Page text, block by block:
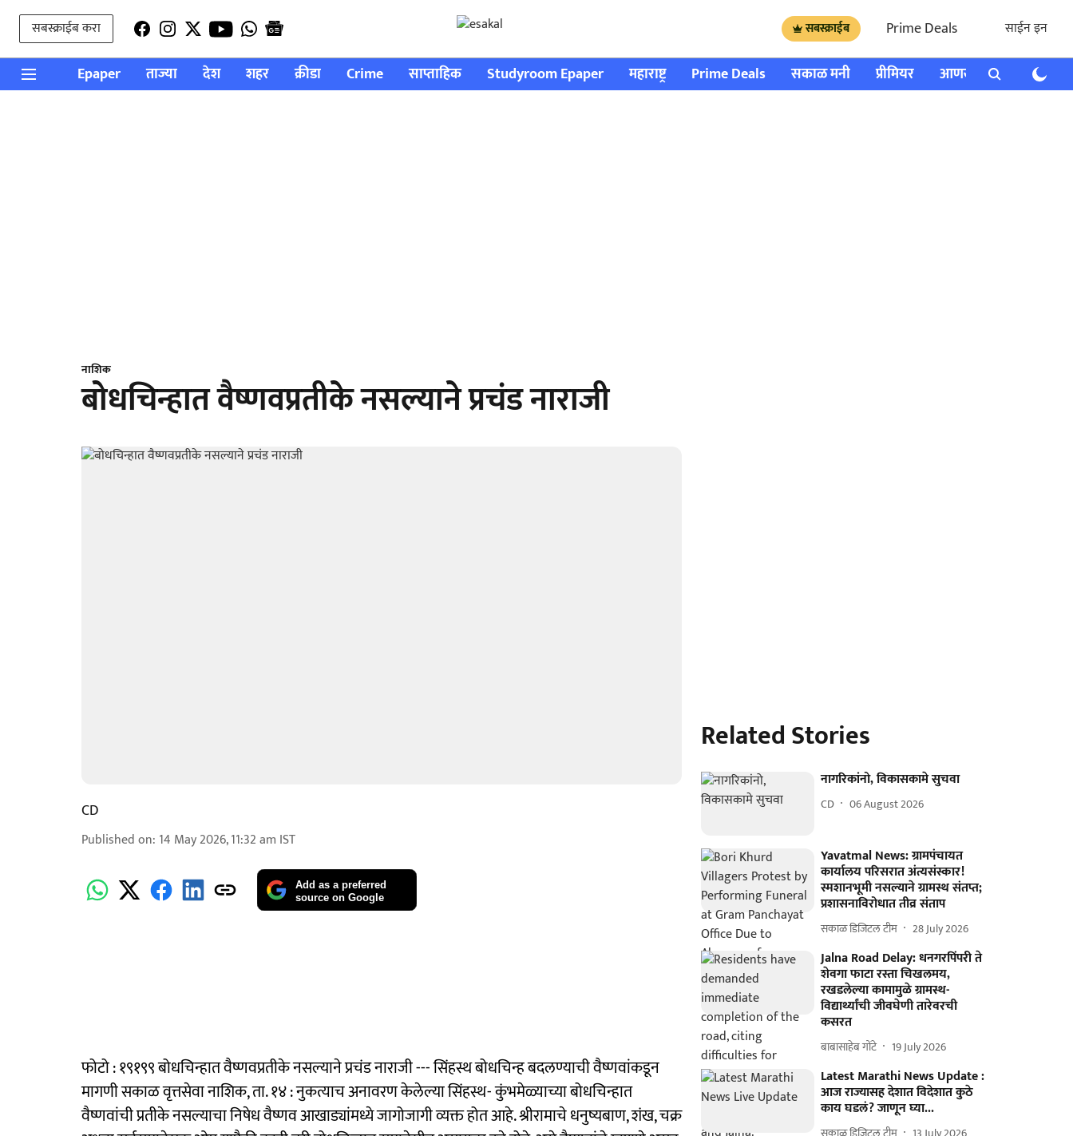
सबस्क्राईब करा सबस्क्राईब Prime Deals साईन इन
Epaper ताज्या देश शहर क्रीडा Crime साप्ताहिक Studyroom Epaper महाराष्ट्र Prime Deals सकाळ मनी प्रीमियर आणखी राशी भविष्य
नाशिक
बोधचिन्हात वैष्णवप्रतीके नसल्याने प्रचंड नाराजी
CD
Published on: 14 May 2026, 11:32 am IST
Add as a preferred
source on Google
फोटो : १९१९९ बोधचिन्हात वैष्णवप्रतीके नसल्याने प्रचंड नाराजी --- सिंहस्थ बोधचिन्ह बदलण्याची वैष्णवांकडून
मागणी सकाळ वृत्तसेवा नाशिक, ता. १४ : नुकत्याच अनावरण केलेल्या सिंहस्थ- कुंभमेळ्याच्या बोधचिन्हात
वैष्णवांची प्रतीके नसल्याचा निषेध वैष्णव आखाड्यांमध्ये जागोजागी व्यक्त होत आहे. श्रीरामाचे धनुष्यबाण, शंख, चक्र
Related Stories
नागरिकांनो, विकासकामे सुचवा
CD 06 August 2026
Yavatmal News: ग्रामपंचायत
कार्यालय परिसरात अंत्यसंस्कार!
स्मशानभूमी नसल्याने ग्रामस्थ संतप्त;
प्रशासनाविरोधात तीव्र संताप
सकाळ डिजिटल टीम 28 July 2026
Jalna Road Delay: धनगरपिंपरी ते
शेवगा फाटा रस्ता चिखलमय,
रखडलेल्या कामामुळे ग्रामस्थ-
विद्यार्थ्यांची जीवघेणी तारेवरची
कसरत
बाबासाहेब गोंटे 19 July 2026
Latest Marathi News Update :
आज राज्यासह देशात विदेशात कुठे
काय घडलं? जाणून घ्या...